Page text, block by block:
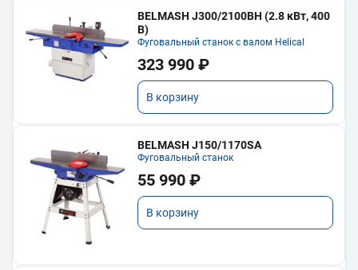
BELMASH J300/2100ВH (2.8 кВт, 400
В)
Фуговальный станок с валом Helical
323 990 ₽
В корзину
BELMASH J150/1170SA
Фуговальный станок
55 990 ₽
В корзину